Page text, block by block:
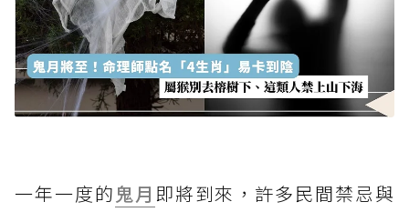
一年一度的鬼月 即將到來，許多民間禁忌與